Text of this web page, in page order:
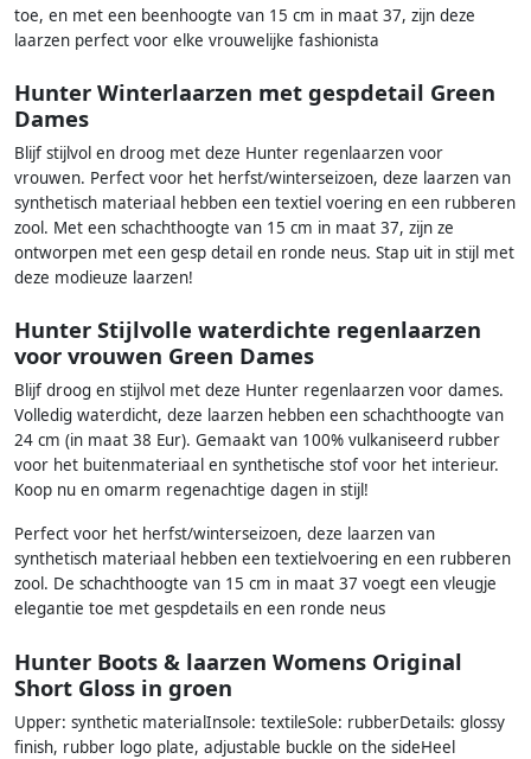
toe, en met een beenhoogte van 15 cm in maat 37, zijn deze
laarzen perfect voor elke vrouwelijke fashionista
Hunter Winterlaarzen met gespdetail Green
Dames
Blijf stijlvol en droog met deze Hunter regenlaarzen voor
vrouwen. Perfect voor het herfst/winterseizoen, deze laarzen van
synthetisch materiaal hebben een textiel voering en een rubberen
zool. Met een schachthoogte van 15 cm in maat 37, zijn ze
ontworpen met een gesp detail en ronde neus. Stap uit in stijl met
deze modieuze laarzen!
Hunter Stijlvolle waterdichte regenlaarzen
voor vrouwen Green Dames
Blijf droog en stijlvol met deze Hunter regenlaarzen voor dames.
Volledig waterdicht, deze laarzen hebben een schachthoogte van
24 cm (in maat 38 Eur). Gemaakt van 100% vulkaniseerd rubber
voor het buitenmateriaal en synthetische stof voor het interieur.
Koop nu en omarm regenachtige dagen in stijl!
Perfect voor het herfst/winterseizoen, deze laarzen van
synthetisch materiaal hebben een textielvoering en een rubberen
zool. De schachthoogte van 15 cm in maat 37 voegt een vleugje
elegantie toe met gespdetails en een ronde neus
Hunter Boots & laarzen Womens Original
Short Gloss in groen
Upper: synthetic materialInsole: textileSole: rubberDetails: glossy
finish, rubber logo plate, adjustable buckle on the sideHeel